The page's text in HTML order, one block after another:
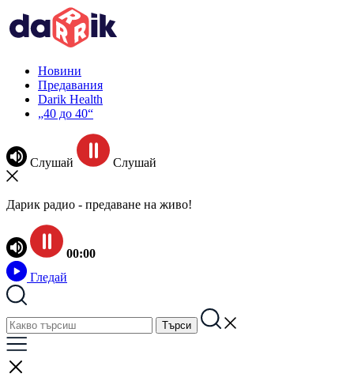
Новини
Предавания
Darik Health
„40 до 40“
Слушай Слушай
Дарик радио - предаване на живо!
00:00
Гледай